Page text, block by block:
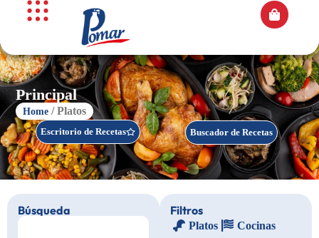
Principal
Home / Platos
Escritorio de Recetas Buscador de Recetas
Búsqueda Filtros
Platos
Cocinas